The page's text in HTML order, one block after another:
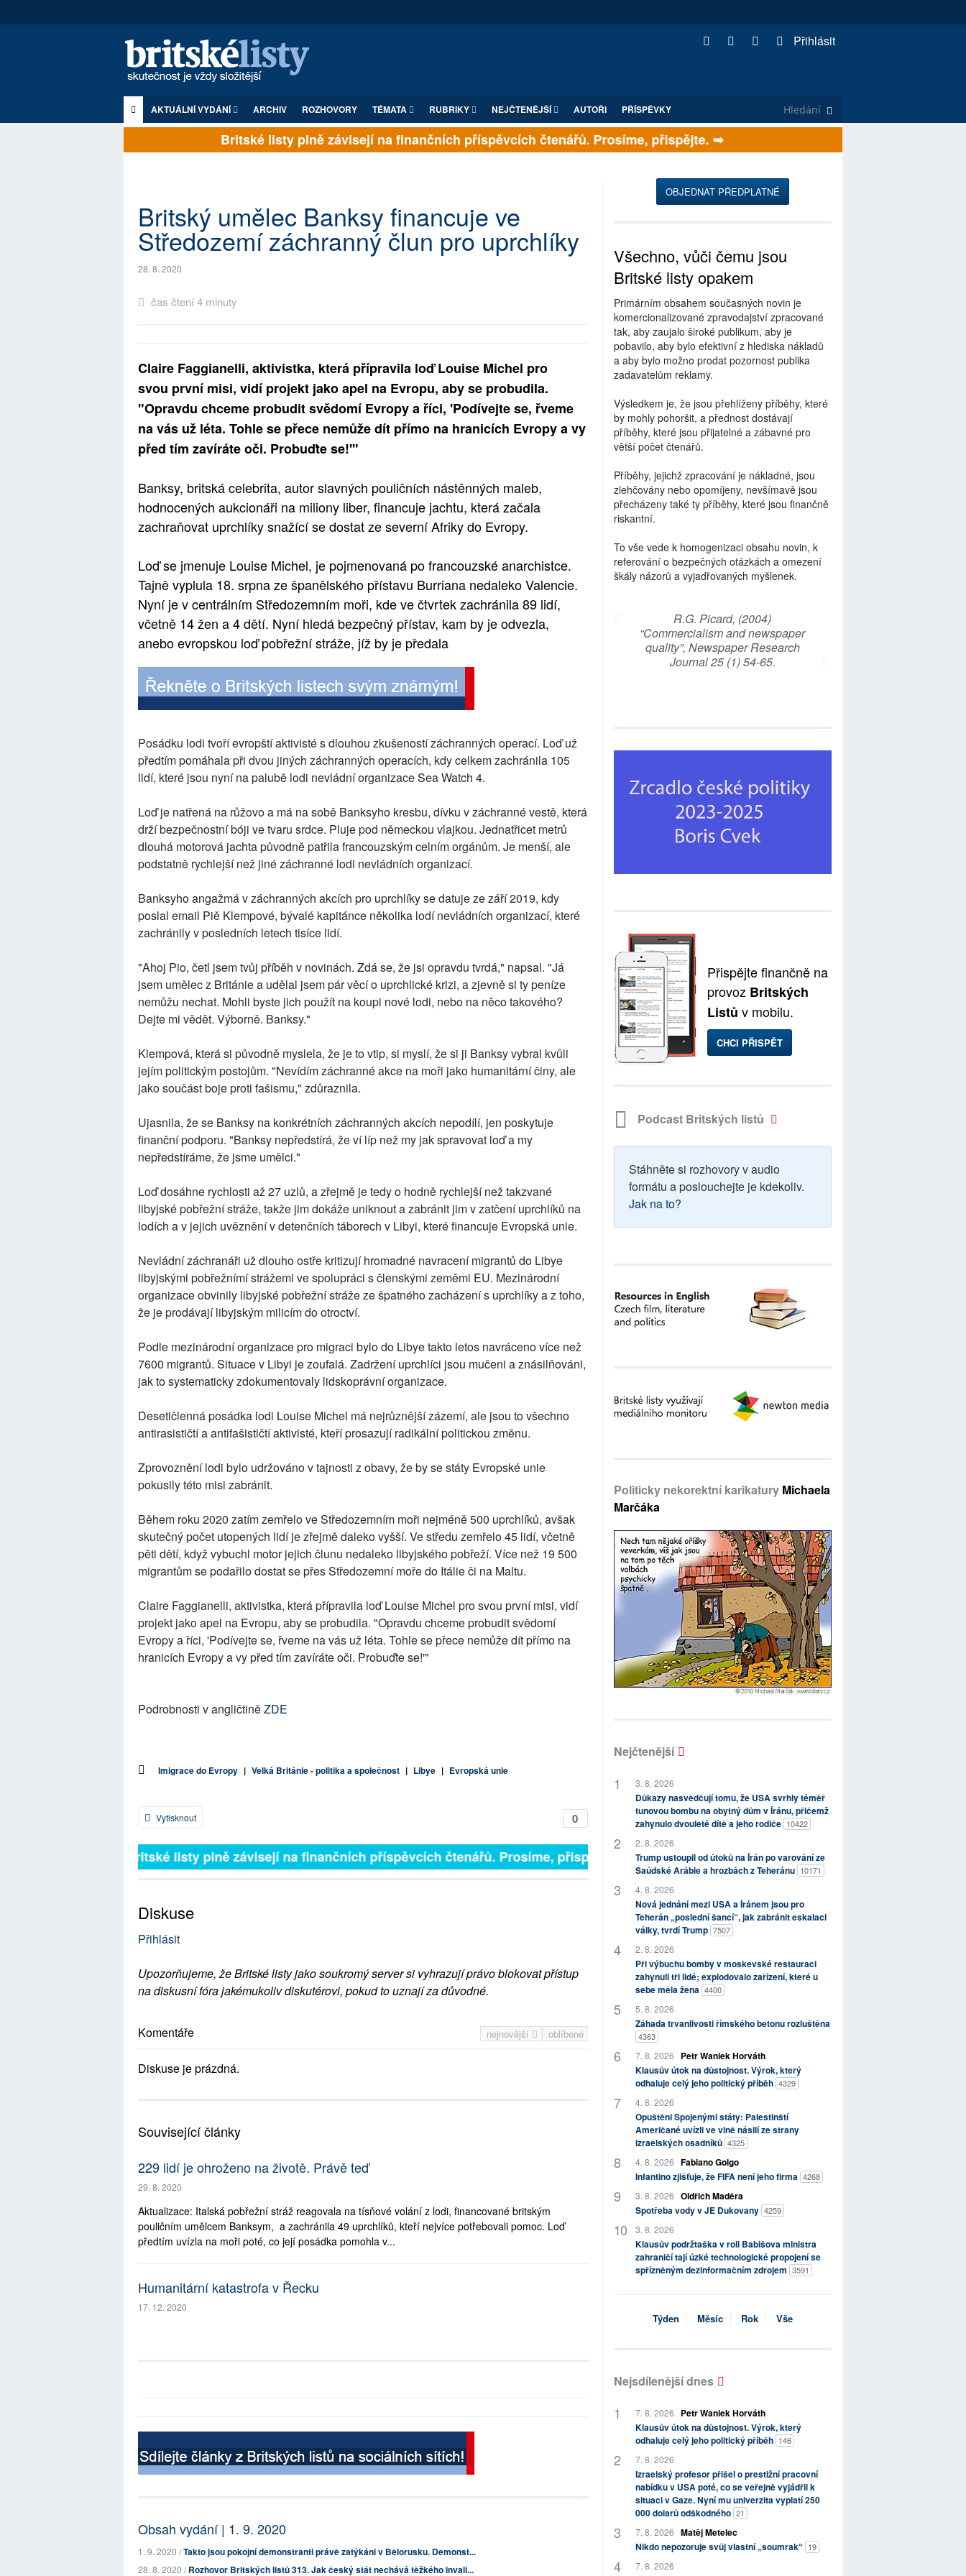
Přihlásit
AKTUÁLNÍ VYDÁNÍ ARCHIV ROZHOVORY TÉMATA RUBRIKY NEJČTENĚJŠÍ AUTOŘI PŘÍSPĚVKY
Britské listy plně závisejí na finančních příspěvcích čtenářů. Prosíme, přispějte. ➥
Britský umělec Banksy financuje ve
Středozemí záchranný člun pro uprchlíky
28. 8. 2020
čas čtení 4 minuty
Claire Faggianelli, aktivistka, která přípravila loď Louise Michel pro
svou první misi, vidí projekt jako apel na Evropu, aby se probudila.
"Opravdu chceme probudit svědomí Evropy a říci, 'Podívejte se, řveme
na vás už léta. Tohle se přece nemůže dít přímo na hranicích Evropy a vy
před tím zavíráte oči. Probuďte se!'"
Banksy, britská celebrita, autor slavných pouličních nástěnných maleb,
hodnocených aukcionáři na miliony liber, financuje jachtu, která začala
zachraňovat uprchlíky snažící se dostat ze severní Afriky do Evropy.
Loď se jmenuje Louise Michel, je pojmenovaná po francouzské anarchistce.
Tajně vyplula 18. srpna ze španělského přístavu Burriana nedaleko Valencie.
Nyní je v centrálním Středozemním moři, kde ve čtvrtek zachránila 89 lidí,
včetně 14 žen a 4 dětí. Nyní hledá bezpečný přístav, kam by je odvezla,
anebo evropskou loď pobřežní stráže, jíž by je předala
Posádku lodi tvoří evropští aktivisté s dlouhou zkušeností záchranných operací. Loď už
předtím pomáhala při dvou jiných záchranných operacích, kdy celkem zachránila 105
lidí, které jsou nyní na palubě lodi nevládní organizace Sea Watch 4.
Loď je natřená na růžovo a má na sobě Banksyho kresbu, dívku v záchranné vestě, která
drží bezpečnostní bóji ve tvaru srdce. Pluje pod německou vlajkou. Jednatřicet metrů
dlouhá motorová jachta původně patřila francouzským celním orgánům. Je menší, ale
podstatně rychlejší než jiné záchranné lodi nevládních organizací.
Banksyho angažmá v záchranných akcích pro uprchlíky se datuje ze září 2019, kdy
poslal email Piě Klempové, bývalé kapitánce několika lodí nevládních organizací, které
zachránily v posledních letech tisíce lidí.
"Ahoj Pio, četl jsem tvůj příběh v novinách. Zdá se, že jsi opravdu tvrdá," napsal. "Já
jsem umělec z Británie a udělal jsem pár věcí o uprchlické krizi, a zjevně si ty peníze
nemůžu nechat. Mohli byste jich použít na koupi nové lodi, nebo na něco takového?
Dejte mi vědět. Výborně. Banksy."
Klempová, která si původně myslela, že je to vtip, si myslí, že si ji Banksy vybral kvůli
jejím politickým postojům. "Nevídím záchranné akce na moři jako humanitární činy, ale
jako součást boje proti fašismu," zdůraznila.
Ujasnila, že se Banksy na konkrétních záchranných akcích nepodílí, jen poskytuje
finanční podporu. "Banksy nepředstírá, že ví líp než my jak spravovat loď a my
nepředstíráme, že jsme umělci."
Loď dosáhne rychlosti až 27 uzlů, a zřejmě je tedy o hodně rychlejší než takzvané
libyjské pobřežní stráže, takže jim dokáže uniknout a zabránit jim v zatčení uprchlíků na
lodích a v jejich uvěznění v detenčních táborech v Libyi, které financuje Evropská unie.
Nevládní záchranáři už dlouho ostře kritizují hromadné navracení migrantů do Libye
libyjskými pobřežnímí strážemi ve spolupráci s členskými zeměmi EU. Mezinárodní
organizace obvinily libyjské pobřežní stráže ze špatného zacházení s uprchlíky a z toho,
že je prodávají libyjským milicím do otroctví.
Podle mezinárodní organizace pro migraci bylo do Libye takto letos navráceno více než
7600 migrantů. Situace v Libyi je zoufalá. Zadržení uprchlíci jsou mučeni a znásilňováni,
jak to systematicky zdokumentovaly lidskoprávní organizace.
Desetičlenná posádka lodi Louise Michel má nejrůznější zázemí, ale jsou to všechno
antirasističtí a antifašističtí aktivisté, kteří prosazují radikální politickou změnu.
Zprovoznění lodi bylo udržováno v tajnosti z obavy, že by se státy Evropské unie
pokusily této misi zabránit.
Během roku 2020 zatím zemřelo ve Středozemním moři nejméně 500 uprchlíků, avšak
skutečný počet utopených lidí je zřejmě daleko vyšší. Ve středu zemřelo 45 lidí, včetně
pěti dětí, když vybuchl motor jejich člunu nedaleko libyjského pobřeží. Více než 19 500
migrantům se podařilo dostat se přes Středozemní moře do Itálie či na Maltu.
Claire Faggianelli, aktivistka, která přípravila loď Louise Michel pro svou první misi, vidí
projekt jako apel na Evropu, aby se probudila. "Opravdu chceme probudit svědomí
Evropy a říci, 'Podívejte se, řveme na vás už léta. Tohle se přece nemůže dít přímo na
hranicích Evropy a vy před tím zavíráte oči. Probuďte se!'"
Podrobnosti v angličtiněZDE
Imigrace do Evropy | Velká Británie - politika a společnost | Libye | Evropská unie
0
Vytisknout
Britské listy plně závisejí na finančních příspěvcích čtenářů. Prosíme, přispějte. ➥
Diskuse
Přihlásit
Upozorňujeme, že Britské listy jako soukromý server si vyhrazují právo blokovat přístup
na diskusní fóra jakémukoliv diskutérovi, pokud to uznají za důvodné.
nejnovější oblíbené
Komentáře
Diskuse je prázdná.
Související články
229 lidí je ohroženo na životě. Právě teď
29. 8. 2020
Aktualizace: Italská pobřežní stráž reagovala na tísňové volání z lodi, financované britským
pouličním umělcem Banksym, a zachránila 49 uprchlíků, kteří nejvíce potřebovali pomoc. Loď
předtím uvízla na moři poté, co její posádka pomohla v...
Humanitární katastrofa v Řecku
17. 12. 2020
Obsah vydání | 1. 9. 2020
1. 9. 2020 /Takto jsou pokojní demonstranti právě zatýkáni v Bělorusku. Demonst...
28. 8. 2020 /Rozhovor Britských listů 313. Jak český stát nechává těžkého invali...
OBJEDNAT PŘEDPLATNÉ
Všechno, vůči čemu jsou
Britské listy opakem
Primárním obsahem současných novin je
komercionalizované zpravodajství zpracované
tak, aby zaujalo široké publikum, aby je
pobavilo, aby bylo efektivní z hlediska nákladů
a aby bylo možno prodat pozornost publika
zadavatelům reklamy.
Výsledkem je, že jsou přehlíženy příběhy, které
by mohly pohoršit, a přednost dostávají
příběhy, které jsou přijatelné a zábavné pro
větší počet čtenářů.
Příběhy, jejichž zpracování je nákladné, jsou
zlehčovány nebo opomíjeny, nevšímavě jsou
přecházeny také ty příběhy, které jsou finančně
riskantní.
To vše vede k homogenizaci obsahu novin, k
referování o bezpečných otázkách a omezení
škály názorů a vyjadřovaných myšlenek.
R.G. Picard, (2004)
“Commercialism and newspaper
quality”, Newspaper Research
Journal 25 (1) 54-65.
Přispějte finančně na
provoz Britských
Listů v mobilu.
CHCI PŘISPĚT
Podcast Britských listů
Stáhněte si rozhovory v audio
formátu a poslouchejte je kdekoliv.
Jak na to?
Politicky nekorektní karikatury Michaela
Marčáka
Nejčtenější
3. 8. 2026
Důkazy nasvědčují tomu, že USA svrhly téměř
tunovou bombu na obytný dům v Íránu, přičemž
zahynulo dvouleté dítě a jeho rodiče 10422
2. 8. 2026
Trump ustoupil od útoků na Írán po varování ze
Saúdské Arábie a hrozbách z Teheránu 10171
4. 8. 2026
Nová jednání mezi USA a Íránem jsou pro
Teherán „poslední šancí“, jak zabránit eskalaci
války, tvrdí Trump 7507
2. 8. 2026
Při výbuchu bomby v moskevské restauraci
zahynuli tři lidé; explodovalo zařízení, které u
sebe měla žena 4400
5. 8. 2026
Záhada trvanlivosti římského betonu rozluštěna
4363
7. 8. 2026
Petr Waniek Horváth
Klausův útok na důstojnost. Výrok, který
odhaluje celý jeho politický příběh 4329
4. 8. 2026
Opuštěni Spojenými státy: Palestinští
Američané uvízli ve vlně násilí ze strany
izraelských osadníků 4325
4. 8. 2026 Fabiano Golgo
Infantino zjišťuje, že FIFA není jeho firma 4268
3. 8. 2026 Oldřich Maděra
Spotřeba vody v JE Dukovany 4259
3. 8. 2026
Klausův podržtaška v roli Babišova ministra
zahraničí tají úzké technologické propojení se
spřízněným dezinformačním zdrojem 3591
Týden Měsíc Rok Vše
Nejsdílenější dnes
7. 8. 2026
Petr Waniek Horváth
Klausův útok na důstojnost. Výrok, který
odhaluje celý jeho politický příběh 146
7. 8. 2026
Izraelský profesor přišel o prestižní pracovní
nabídku v USA poté, co se veřejně vyjádřil k
situaci v Gaze. Nyní mu univerzita vyplatí 250
000 dolarů odškodného 21
7. 8. 2026 Matěj Metelec
Nikdo nepozoruje svůj vlastní „soumrak“ 19
7. 8. 2026